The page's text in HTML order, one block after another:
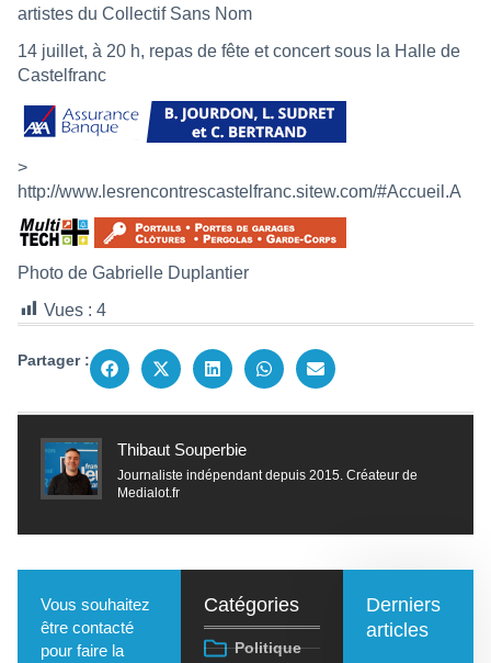
artistes du Collectif Sans Nom
14 juillet, à 20 h, repas de fête et concert sous la Halle de
Castelfranc
>
http://www.lesrencontrescastelfranc.sitew.com/#Accueil.A
Photo de Gabrielle Duplantier
Vues : 4
Partager :
Thibaut Souperbie
Journaliste indépendant depuis 2015. Créateur de
Medialot.fr
Vous souhaitez
être contacté
pour faire la
Catégories
Politique
Derniers
articles